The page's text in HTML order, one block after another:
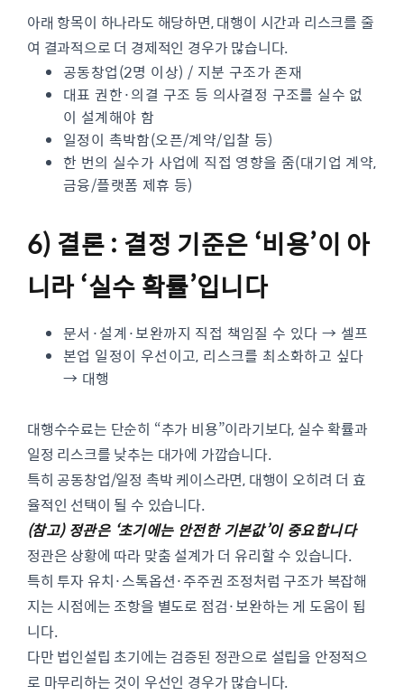
아래 항목이 하나라도 해당하면, 대행이 시간과 리스크를 줄
여 결과적으로 더 경제적인 경우가 많습니다.
공동창업(2명 이상) / 지분 구조가 존재
대표 권한·의결 구조 등 의사결정 구조를 실수 없
이 설계해야 함
일정이 촉박함(오픈/계약/입찰 등)
한 번의 실수가 사업에 직접 영향을 줌(대기업 계약,
금융/플랫폼 제휴 등)
6) 결론 : 결정 기준은 ‘비용’이 아
니라 ‘실수 확률’입니다
문서·설계·보완까지 직접 책임질 수 있다 → 셀프
본업 일정이 우선이고, 리스크를 최소화하고 싶다
→ 대행
대행수수료는 단순히 “추가 비용”이라기보다, 실수 확률과
일정 리스크를 낮추는 대가에 가깝습니다.
특히 공동창업/일정 촉박 케이스라면, 대행이 오히려 더 효
율적인 선택이 될 수 있습니다.
(참고) 정관은 ‘초기에는 안전한 기본값’이 중요합니다
정관은 상황에 따라 맞춤 설계가 더 유리할 수 있습니다.
특히 투자 유치·스톡옵션·주주권 조정처럼 구조가 복잡해
지는 시점에는 조항을 별도로 점검·보완하는 게 도움이 됩
니다.
다만 법인설립 초기에는 검증된 정관으로 설립을 안정적으
로 마무리하는 것이 우선인 경우가 많습니다.